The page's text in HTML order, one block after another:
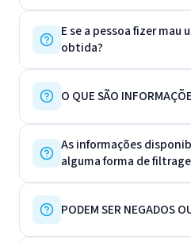
E se a pessoa fizer mau
obtida?
O QUE SÃO
As informações
alguma forma de
PODEM SER NEGADOS